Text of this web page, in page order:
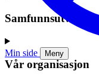
Min side Meny
Samfunnsutvikling
Vår organisasjon